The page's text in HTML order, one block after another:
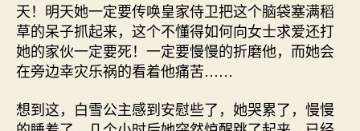
天！明天她一定要传唤皇家侍卫把这个脑袋塞满稻
草的呆子抓起来，这个不懂得如何向女士求爱还打
她的家伙一定要死！一定要慢慢的折磨他，而她会
在旁边幸灾乐祸的看着他痛苦……
想到这，白雪公主感到安慰些了，她哭累了，慢慢